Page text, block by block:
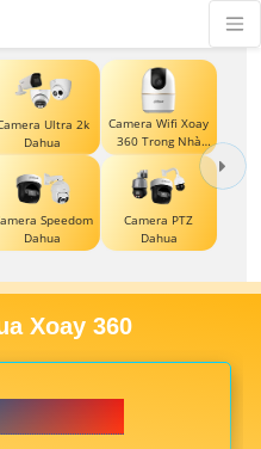
Ultra 2k
Dahua
Camera Wifi Xoay
360 Trong Nhà
Dahua
Speedom
Dahua
Camera PTZ
Dahua
Xoay 360